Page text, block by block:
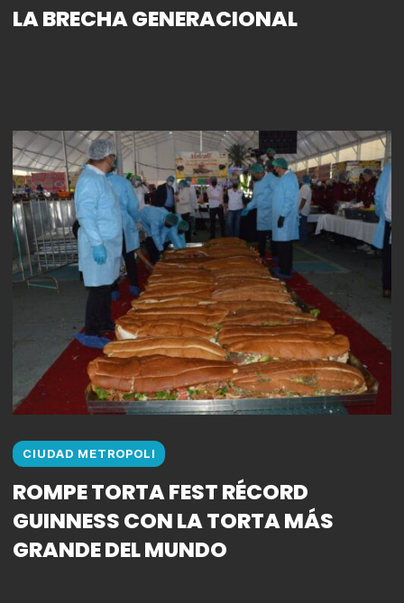
LA BRECHA GENERACIONAL
CIUDAD METROPOLI
ROMPE TORTA FEST RÉCORD
GUINNESS CON LA TORTA MÁS
GRANDE DEL MUNDO